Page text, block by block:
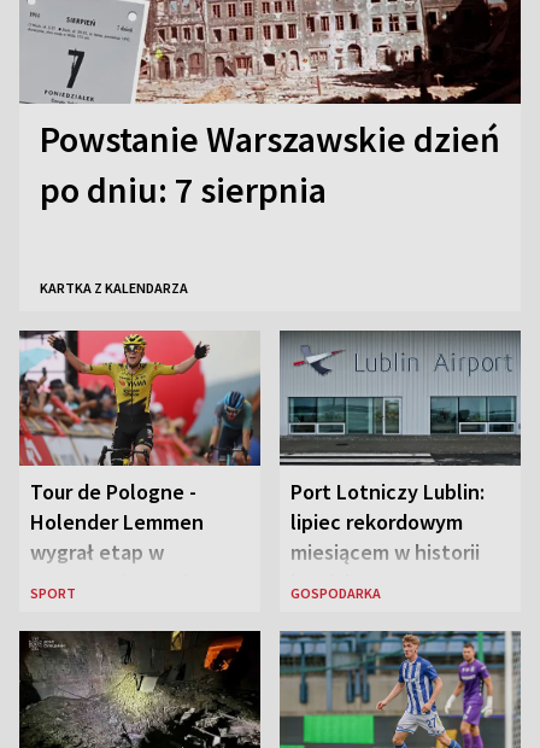
Powstanie Warszawskie dzień
po dniu: 7 sierpnia
KARTKA Z KALENDARZA
Tour de Pologne -
Holender Lemmen
wygrał etap w
Karpaczu i został
SPORT
Port Lotniczy Lublin:
lipiec rekordowym
miesiącem w historii
lotniska
GOSPODARKA